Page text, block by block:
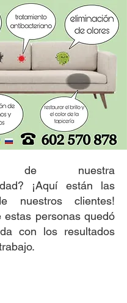
de nuestra
¡Aquí están las
nuestros clientes!
estas personas quedó
con los resultados